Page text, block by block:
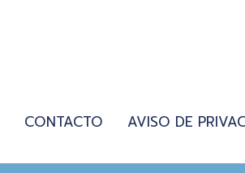
CONTACTO AVISO DE